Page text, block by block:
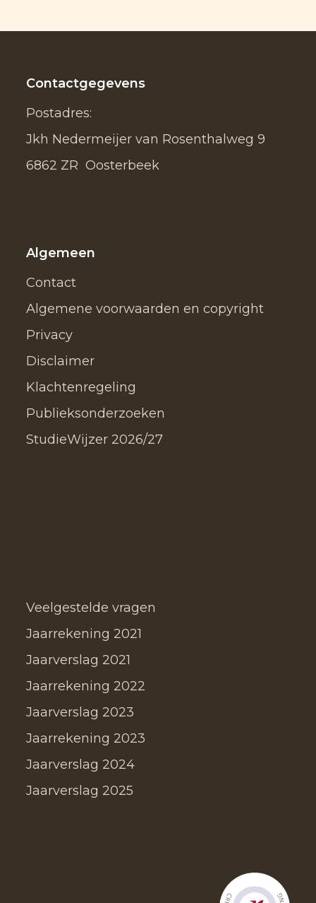
Contactgegevens
Postadres:
Jkh Nedermeijer van Rosenthalweg 9
6862 ZR Oosterbeek
Algemeen
Contact
Algemene voorwaarden en copyright
Privacy
Disclaimer
Klachtenregeling
Publieksonderzoeken
StudieWijzer 2026/27
Veelgestelde vragen
Jaarrekening 2021
Jaarverslag 2021
Jaarrekening 2022
Jaarverslag 2023
Jaarrekening 2023
Jaarverslag 2024
Jaarverslag 2025